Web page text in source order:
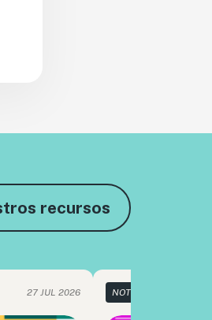
recursos
27 JUL 2026 NOTICIAS Y